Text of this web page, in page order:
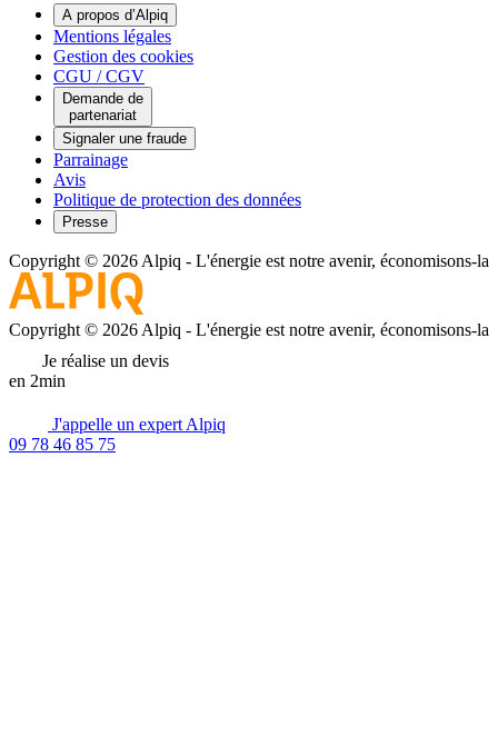
A propos d’Alpiq
Mentions légales
Gestion des cookies
CGU / CGV
Demande de
partenariat
Signaler une fraude
Parrainage
Avis
Politique de protection des données
Presse
Copyright © 2026 Alpiq - L'énergie est notre avenir, économisons-la
Copyright © 2026 Alpiq - L'énergie est notre avenir, économisons-la
Je réalise un devis
en 2min
J'appelle un expert Alpiq
09 78 46 85 75